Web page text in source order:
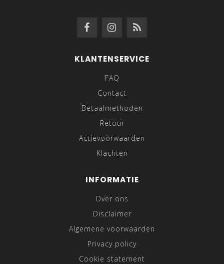
KLANTENSERVICE
FAQ
Contact
Betaalmethoden
Retour
Actievoorwaarden
Klachten
INFORMATIE
Over ons
Disclaimer
Algemene voorwaarden
Privacy policy
Cookie statement